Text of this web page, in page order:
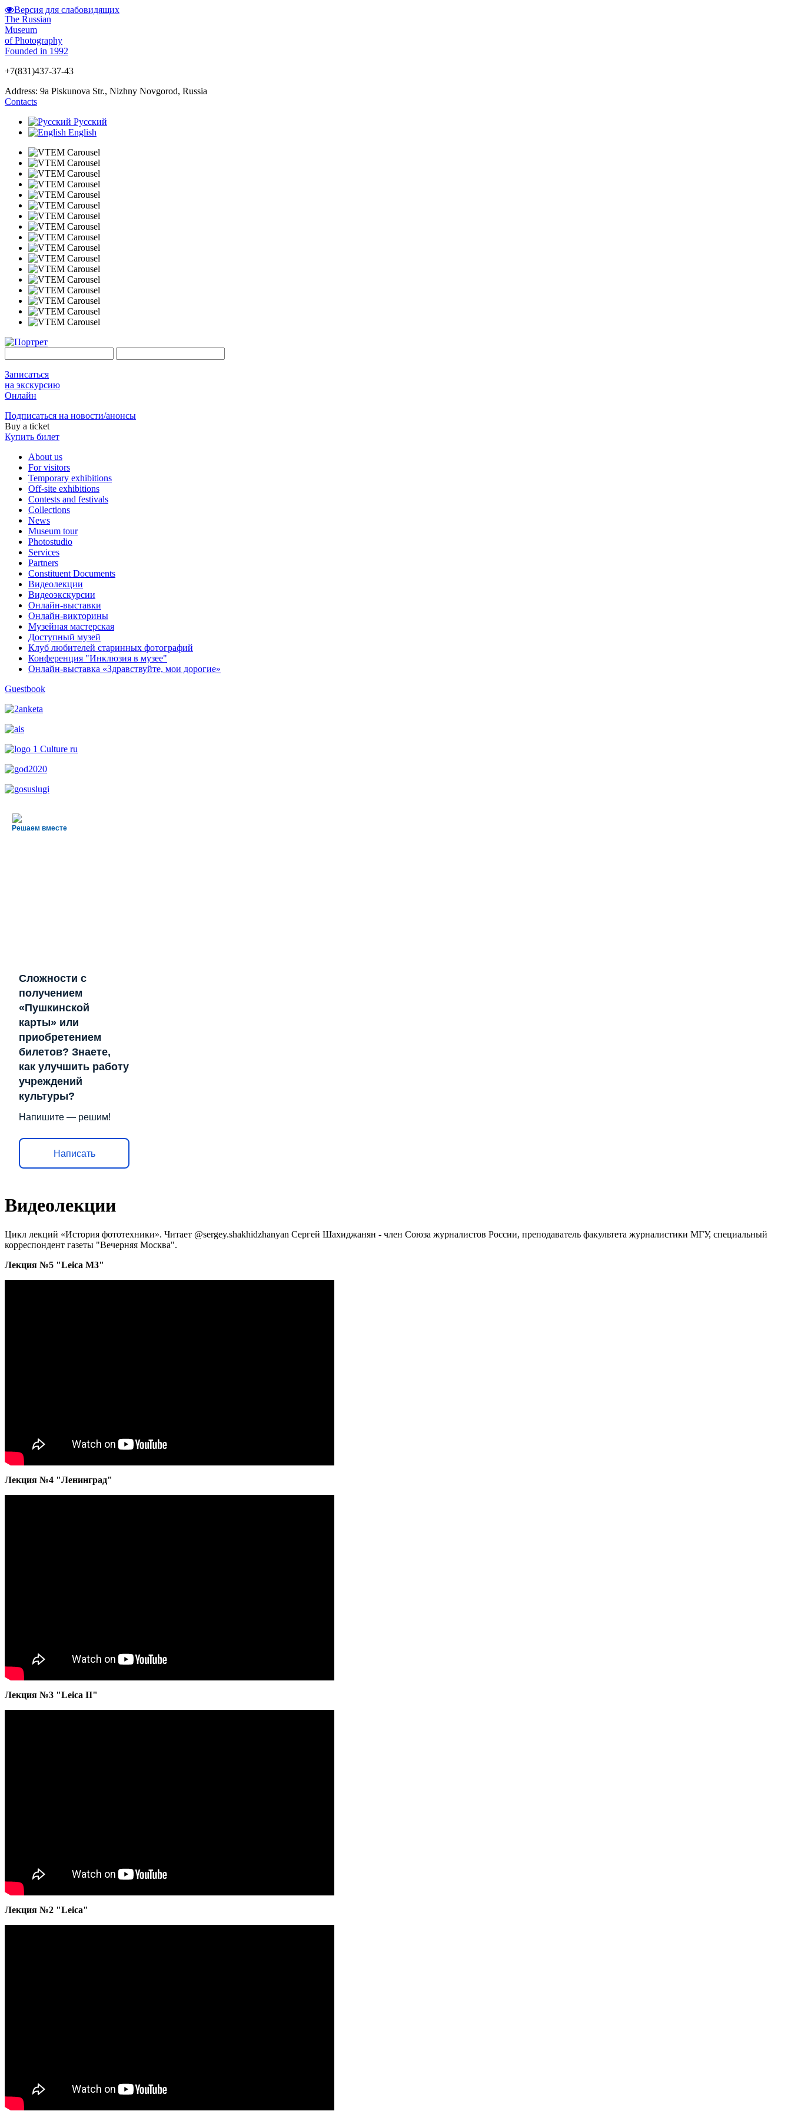
Версия для слабовидящих
The Russian
Museum
of Photography
Founded in 1992
+7(831)437-37-43
Address: 9а Piskunova Str., Nizhny Novgorod, Russia
Contacts
Русский
English
Записаться
на экскурсию
Онлайн
Подписаться на новости/анонсы
Buy a ticket
Купить билет
About us
For visitors
Temporary exhibitions
Off-site exhibitions
Contests and festivals
Collections
News
Museum tour
Photostudio
Services
Partners
Constituent Documents
Видеолекции
Видеоэкскурсии
Онлайн-выставки
Онлайн-викторины
Музейная мастерская
Доступный музей
Клуб любителей старинных фотографий
Конференция "Инклюзия в музее"
Онлайн-выставка «Здравствуйте, мои дорогие»
Guestbook
Решаем вместе
Сложности с
получением
«Пушкинской
карты» или
приобретением
билетов? Знаете,
как улучшить работу
учреждений
культуры?
Напишите — решим!
Написать
Видеолекции
Цикл лекций «История фототехники». Читает @sergey.shakhidzhanyan Сергей Шахиджанян - член Союза журналистов России, преподаватель факультета журналистики МГУ, специальный
корреспондент газеты "Вечерняя Москва".
Лекция №5 "Leica M3"
Лекция №4 "Ленинград"
Лекция №3 "Leica II"
Лекция №2 "Leica"